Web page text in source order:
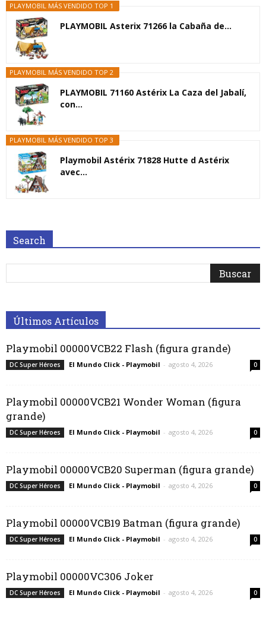
PLAYMOBIL MÁS VENDIDO TOP 1
PLAYMOBIL Asterix 71266 la Cabaña de...
PLAYMOBIL MÁS VENDIDO TOP 2
PLAYMOBIL 71160 Astérix La Caza del Jabalí,
con...
PLAYMOBIL MÁS VENDIDO TOP 3
Playmobil Astérix 71828 Hutte d Astérix
avec...
Search
Últimos Artículos
Playmobil 00000VCB22 Flash (figura grande)
DC Super Héroes El Mundo Click - Playmobil - agosto 4, 2026 0
Playmobil 00000VCB21 Wonder Woman (figura
grande)
DC Super Héroes El Mundo Click - Playmobil - agosto 4, 2026 0
Playmobil 00000VCB20 Superman (figura grande)
DC Super Héroes El Mundo Click - Playmobil - agosto 4, 2026 0
Playmobil 00000VCB19 Batman (figura grande)
DC Super Héroes El Mundo Click - Playmobil - agosto 4, 2026 0
Playmobil 00000VC306 Joker
DC Super Héroes El Mundo Click - Playmobil - agosto 4, 2026 0